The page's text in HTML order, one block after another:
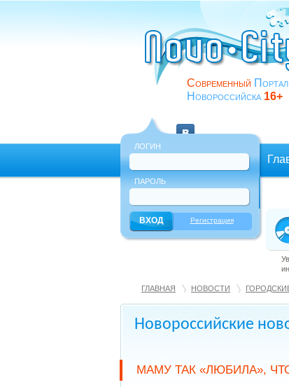
Современный Портал
Новороссийска 16+
ЛОГИН
ПАРОЛЬ
Регистрация
ГЛАВНАЯ НОВОСТИ
Новороссийские
МАМУ ТАК «ЛЮБИЛА»,